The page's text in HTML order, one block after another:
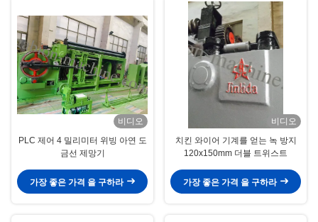
비디오
PLC 제어 4 밀리미터 위빙 아연 도
금선 제망기
가장 좋은 가격 을 구하라
비디오
치킨 와이어 기계를 얻는 녹 방지
120x150mm 더블 트위스트
가장 좋은 가격 을 구하라